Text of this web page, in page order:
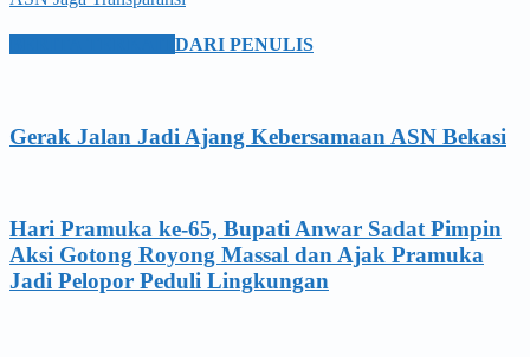
DARI PENULIS
Gerak Jalan Jadi Ajang Kebersamaan ASN Bekasi
Hari Pramuka ke-65, Bupati Anwar Sadat Pimpin
Aksi Gotong Royong Massal dan Ajak Pramuka
Jadi Pelopor Peduli Lingkungan